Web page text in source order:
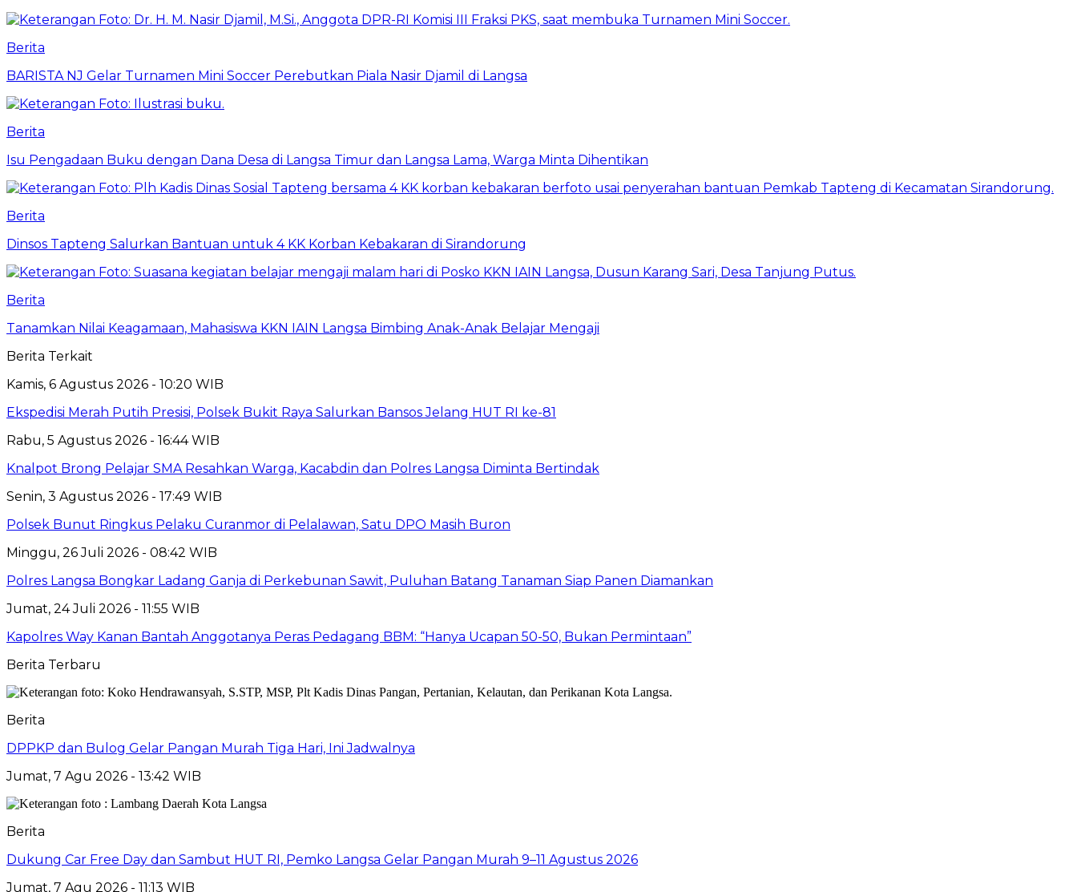
Berita
BARISTA NJ Gelar Turnamen Mini Soccer Perebutkan Piala Nasir Djamil di Langsa
Berita
Isu Pengadaan Buku dengan Dana Desa di Langsa Timur dan Langsa Lama, Warga Minta Dihentikan
Berita
Dinsos Tapteng Salurkan Bantuan untuk 4 KK Korban Kebakaran di Sirandorung
Berita
Tanamkan Nilai Keagamaan, Mahasiswa KKN IAIN Langsa Bimbing Anak-Anak Belajar Mengaji
Berita Terkait
Kamis, 6 Agustus 2026 - 10:20 WIB
Ekspedisi Merah Putih Presisi, Polsek Bukit Raya Salurkan Bansos Jelang HUT RI ke-81
Rabu, 5 Agustus 2026 - 16:44 WIB
Knalpot Brong Pelajar SMA Resahkan Warga, Kacabdin dan Polres Langsa Diminta Bertindak
Senin, 3 Agustus 2026 - 17:49 WIB
Polsek Bunut Ringkus Pelaku Curanmor di Pelalawan, Satu DPO Masih Buron
Minggu, 26 Juli 2026 - 08:42 WIB
Polres Langsa Bongkar Ladang Ganja di Perkebunan Sawit, Puluhan Batang Tanaman Siap Panen Diamankan
Jumat, 24 Juli 2026 - 11:55 WIB
Kapolres Way Kanan Bantah Anggotanya Peras Pedagang BBM: “Hanya Ucapan 50-50, Bukan Permintaan”
Berita Terbaru
Berita
DPPKP dan Bulog Gelar Pangan Murah Tiga Hari, Ini Jadwalnya
Jumat, 7 Agu 2026 - 13:42 WIB
Berita
Dukung Car Free Day dan Sambut HUT RI, Pemko Langsa Gelar Pangan Murah 9–11 Agustus 2026
Jumat, 7 Agu 2026 - 11:13 WIB